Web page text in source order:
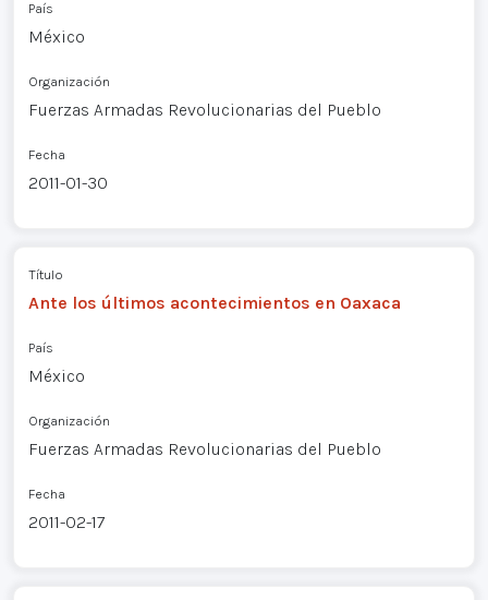
País
México
Organización
Fuerzas Armadas Revolucionarias del Pueblo
Fecha
2011-01-30
Título
Ante los últimos acontecimientos en Oaxaca
País
México
Organización
Fuerzas Armadas Revolucionarias del Pueblo
Fecha
2011-02-17